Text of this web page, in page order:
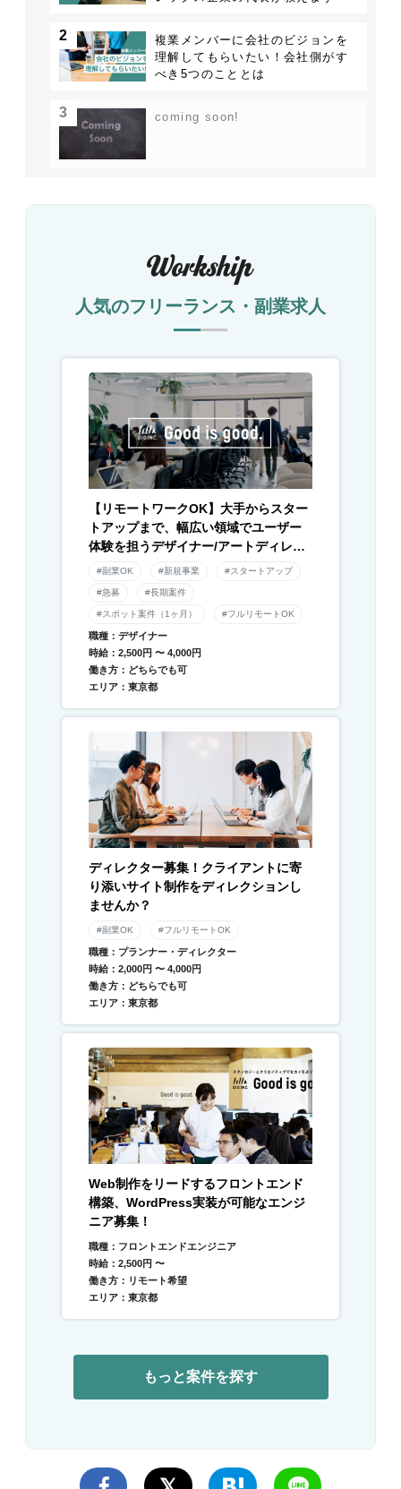
2
複業メンバーに会社のビジョンを
理解してもらいたい！会社側がす
べき5つのこととは
3 coming soon!
人気のフリーランス・副業求人
【リモートワークOK】大手からスター
トアップまで、幅広い領域でユーザー
体験を担うデザイナー/アートディレク
ター募集！
#副業OK #新規事業 #スタートアップ
#急募 #長期案件
#スポット案件（1ヶ月） #フルリモートOK
職種：デザイナー
時給：2,500円 〜 4,000円
働き方：どちらでも可
エリア：東京都
ディレクター募集！クライアントに寄
り添いサイト制作をディレクションし
ませんか？
#副業OK #フルリモートOK
職種：プランナー・ディレクター
時給：2,000円 〜 4,000円
働き方：どちらでも可
エリア：東京都
Web制作をリードするフロントエンド
構築、WordPress実装が可能なエンジ
ニア募集！
職種：フロントエンドエンジニア
時給：2,500円 〜
働き方：リモート希望
エリア：東京都
もっと案件を探す